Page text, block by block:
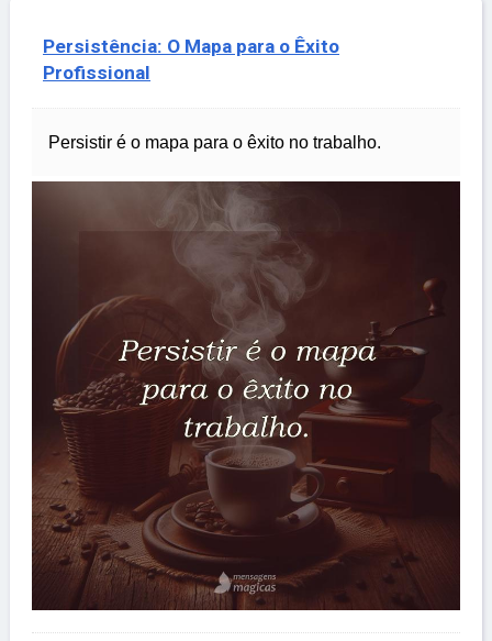
Persistência: O Mapa para o Êxito
Profissional
Persistir é o mapa para o êxito no trabalho.